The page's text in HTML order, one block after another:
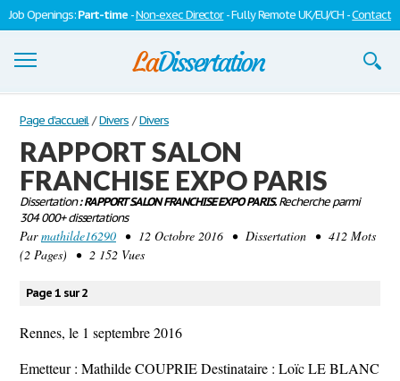
Job Openings:Part-time -Non-exec Director- Fully Remote UK/EU/CH -Contact
Dissertations
S'inscrire
Se connecter
Contactez-nous
Page d'accueil / Divers / Divers
RAPPORT SALON
FRANCHISE EXPO PARIS
Dissertation: RAPPORT SALON FRANCHISE EXPO PARIS.Recherche parmi
304 000+ dissertations
Parmathilde16290 • 12 Octobre 2016 • Dissertation • 412 Mots
(2 Pages) • 2 152 Vues
Page 1 sur 2
Rennes, le 1 septembre 2016
Emetteur : Mathilde COUPRIE Destinataire : Loïc LE BLANC